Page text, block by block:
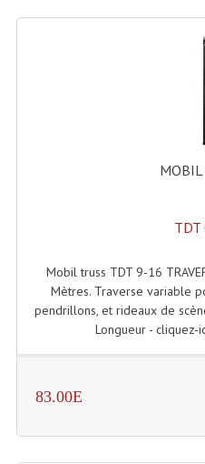
Platines
Lecteurs Double
Lecteurs Lasers
Digital
MOBIL
Mobil truss TDT 9-16
Mètres. Traverse variable
pendrillons, et rideaux de
Longueur -
83.00E